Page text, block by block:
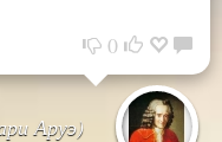
0
Аруэ)